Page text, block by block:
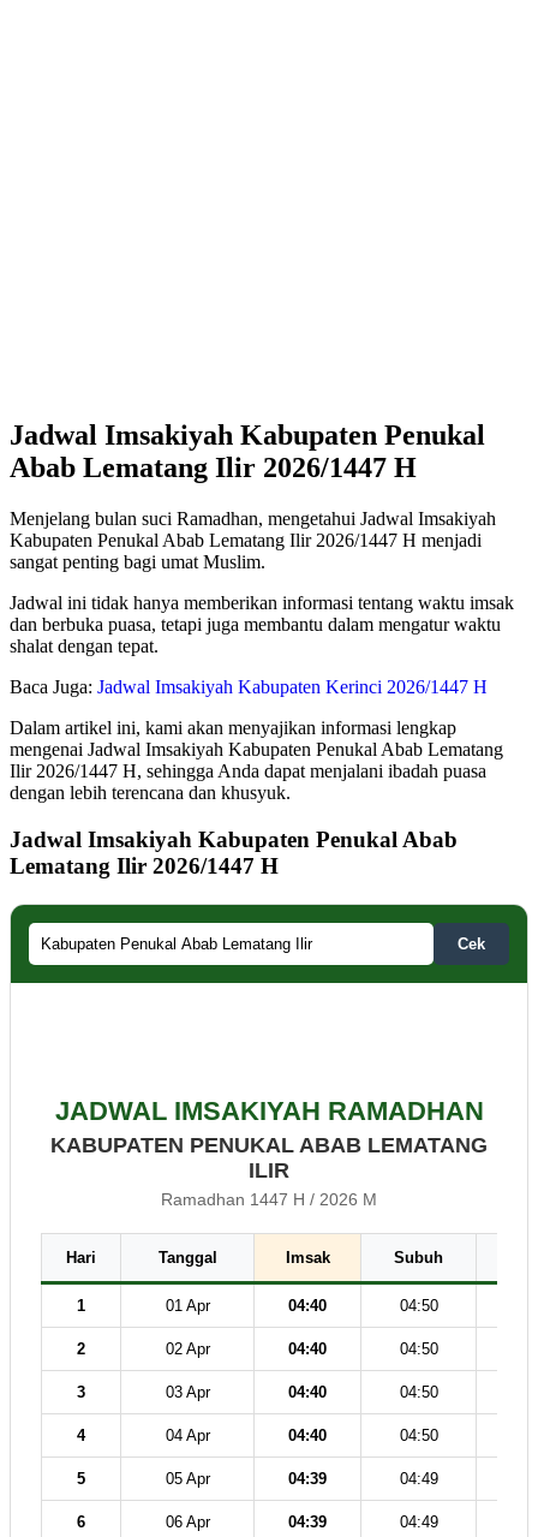
Jadwal Imsakiyah Kabupaten Penukal
Abab Lematang Ilir 2026/1447 H
Menjelang bulan suci Ramadhan, mengetahui Jadwal Imsakiyah
Kabupaten Penukal Abab Lematang Ilir 2026/1447 H menjadi
sangat penting bagi umat Muslim.
Jadwal ini tidak hanya memberikan informasi tentang waktu imsak
dan berbuka puasa, tetapi juga membantu dalam mengatur waktu
shalat dengan tepat.
Baca Juga: Jadwal Imsakiyah Kabupaten Kerinci 2026/1447 H
Dalam artikel ini, kami akan menyajikan informasi lengkap
mengenai Jadwal Imsakiyah Kabupaten Penukal Abab Lematang
Ilir 2026/1447 H, sehingga Anda dapat menjalani ibadah puasa
dengan lebih terencana dan khusyuk.
Jadwal Imsakiyah Kabupaten Penukal Abab
Lematang Ilir 2026/1447 H
Cek
JADWAL IMSAKIYAH RAMADHAN
KABUPATEN PENUKAL ABAB LEMATANG
ILIR
Ramadhan 1447 H / 2026 M
Hari Tanggal Imsak Subuh
1 01 Apr 04:40 04:50
2 02 Apr 04:40 04:50
3 03 Apr 04:40 04:50
4 04 Apr 04:40 04:50
5 05 Apr 04:39 04:49
6 06 Apr 04:39 04:49